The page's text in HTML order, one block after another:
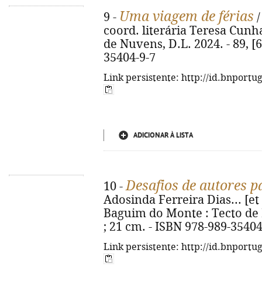
9 - Uma viagem de férias
coord. literária Teresa
de Nuvens, D.L. 2024. - 89,
35404-9-7
Link persistente: http://
ADICIONAR À LISTA
10 -Desafios de autores
Adosinda Ferreira Dias...
Baguim do Monte : Tecto
; 21 cm. - ISBN 978-989-
Link persistente: http://